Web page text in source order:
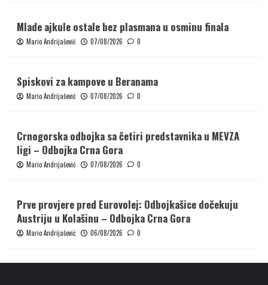
Mlade ajkule ostale bez plasmana u osminu finala
Mario Andrijašević 07/08/2026 0
Spiskovi za kampove u Beranama
Mario Andrijašević 07/08/2026 0
Crnogorska odbojka sa četiri predstavnika u MEVZA
ligi – Odbojka Crna Gora
Mario Andrijašević 07/08/2026 0
Prve provjere pred Eurovolej: Odbojkašice dočekuju
Austriju u Kolašinu – Odbojka Crna Gora
Mario Andrijašević 06/08/2026 0